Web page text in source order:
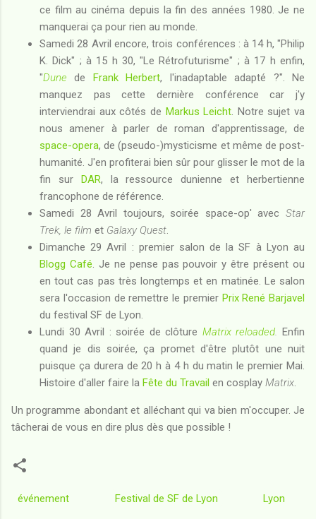
ce film au cinéma depuis la fin des années 1980. Je ne
manquerai ça pour rien au monde.
Samedi 28 Avril encore, trois conférences : à 14 h, "Philip
K. Dick" ; à 15 h 30, "Le Rétrofuturisme" ; à 17 h enfin,
"Dune de Frank Herbert, l'inadaptable adapté ?". Ne
manquez pas cette dernière conférence car j'y
interviendrai aux côtés de Markus Leicht. Notre sujet va
nous amener à parler de roman d'apprentissage, de
space-opera, de (pseudo-)mysticisme et même de post-
humanité. J'en profiterai bien sûr pour glisser le mot de la
fin sur DAR, la ressource dunienne et herbertienne
francophone de référence.
Samedi 28 Avril toujours, soirée space-op' avec Star
Trek, le film et Galaxy Quest.
Dimanche 29 Avril : premier salon de la SF à Lyon au
Blogg Café. Je ne pense pas pouvoir y être présent ou
en tout cas pas très longtemps et en matinée. Le salon
sera l'occasion de remettre le premier Prix René Barjavel
du festival SF de Lyon.
Lundi 30 Avril : soirée de clôture Matrix reloaded. Enfin
quand je dis soirée, ça promet d'être plutôt une nuit
puisque ça durera de 20 h à 4 h du matin le premier Mai.
Histoire d'aller faire la Fête du Travail en cosplay Matrix.
Un programme abondant et alléchant qui va bien m'occuper. Je
tâcherai de vous en dire plus dès que possible !
événement Festival de SF de Lyon Lyon